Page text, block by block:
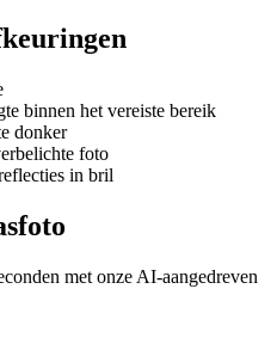
binnen het vereiste bereik
donker
foto
in bril
met onze AI-aangedreven